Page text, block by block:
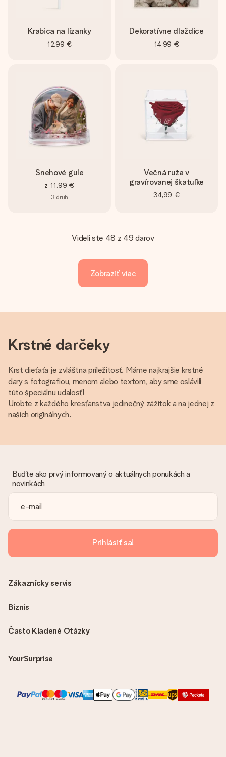
Krabica na lízanky
12,99 €
Dekoratívne dlaždice
14,99 €
Snehové gule
z 11,99 €
3 druh
Večná ruža v
gravírovanej škatuľke
34,99 €
Videli ste 48 z 49 darov
Zobraziť viac
Krstné darčeky
Krst dieťaťa je zvláštna príležitosť. Máme najkrajšie krstné
dary s fotografiou, menom alebo textom, aby sme oslávili
túto špeciálnu udalosť!
Urobte z každého kresťanstva jedinečný zážitok a na jednej z
našich originálnych.
Buďte ako prvý informovaný o aktuálnych ponukách a
novinkách
Prihlásiť sa!
Často Kladené Otázky
YourSurprise
Zákaznícky servis
Biznis